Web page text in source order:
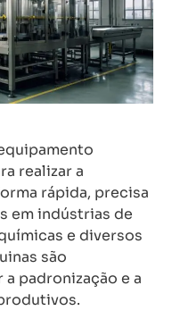
realizar a
rápida, precisa
em indústrias de
e diversos
são
padronização e a